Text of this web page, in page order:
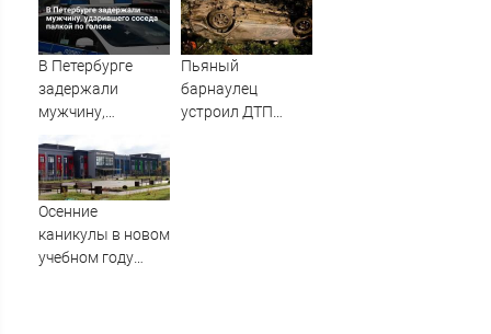
россиян
Новости на
Вести.ru
В Петербурге
задержали
мужчину,
ударившего
соседа палкой по
голове
Пьяный
барнаулец
устроил ДТП
Осенние
каникулы в новом
учебном году